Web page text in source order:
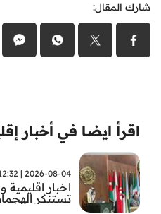
شارك المقال:
اقرأ ايضا في أخبار
2026-08-04 | 12:32
أخبار اقليمية
تستنكر